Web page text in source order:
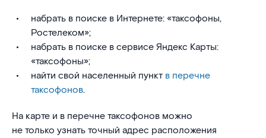
набрать в поиске в Интернете: «таксофоны,
Ростелеком»;
набрать в поиске в сервисе Яндекс Карты:
«таксофоны»;
найти свой населенный пункт в перечне
таксофонов.
На карте и в перечне таксофонов можно
не только узнать точный адрес расположения